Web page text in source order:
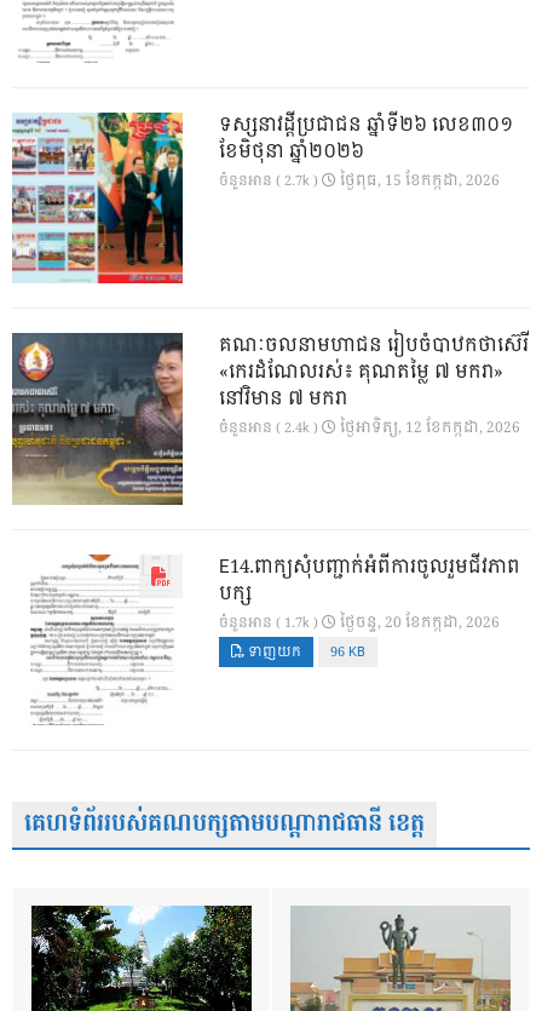
ទស្សនាវដ្ដីប្រជាជន ឆ្នាំទី២៦ លេខ៣០១
ខែមិថុនា ឆ្នាំ២០២៦
ចំនួនអាន ( 2.7k ) ថ្ងៃ​ពុធ, 15 ខែ​កក្កដា, 2026
គណៈចលនាមហាជន រៀបចំបាឋកថាស៊េរី
«កេរដំណែលរស់៖ គុណតម្លៃ ៧ មករា»
នៅវិមាន ៧ មករា
ចំនួនអាន ( 2.4k ) ថ្ងៃ​អាទិត្យ, 12 ខែ​កក្កដា, 2026
E14.ពាក្យសុំបញ្ជាក់អំពីការចូលរួមជីវភាព
បក្ស
ចំនួនអាន ( 1.7k ) ថ្ងៃ​ចន្ទ, 20 ខែ​កក្កដា, 2026
ទាញយក 96 KB
គេហទំព័ររបស់គណបក្សតាមបណ្តារាជធានី ខេត្ត